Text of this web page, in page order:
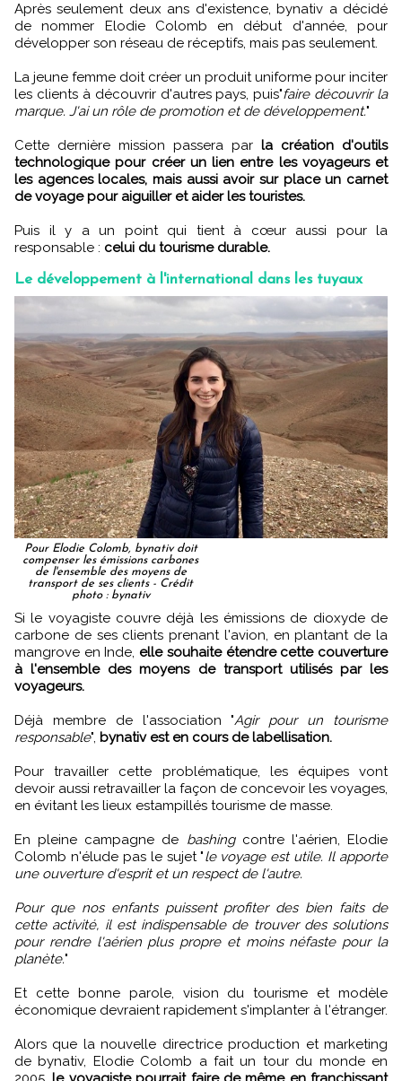
Après seulement deux ans d'existence, bynativ a décidé
de nommer Elodie Colomb en début d'année, pour
développer son réseau de réceptifs, mais pas seulement.
La jeune femme doit créer un produit uniforme pour inciter
les clients à découvrir d'autres pays, puis"faire découvrir la
marque. J'ai un rôle de promotion et de développement."
Cette dernière mission passera par la création d'outils
technologique pour créer un lien entre les voyageurs et
les agences locales, mais aussi avoir sur place un carnet
de voyage pour aiguiller et aider les touristes.
Puis il y a un point qui tient à cœur aussi pour la
responsable : celui du tourisme durable.
Le développement à l'international dans les tuyaux
Pour Elodie Colomb, bynativ doit
compenser les émissions carbones
de l'ensemble des moyens de
transport de ses clients - Crédit
photo : bynativ
Si le voyagiste couvre déjà les émissions de dioxyde de
carbone de ses clients prenant l'avion, en plantant de la
mangrove en Inde, elle souhaite étendre cette couverture
à l'ensemble des moyens de transport utilisés par les
voyageurs.
Déjà membre de l'association "Agir pour un tourisme
responsable", bynativ est en cours de labellisation.
Pour travailler cette problématique, les équipes vont
devoir aussi retravailler la façon de concevoir les voyages,
en évitant les lieux estampillés tourisme de masse.
En pleine campagne de bashingcontre l'aérien, Elodie
Colomb n'élude pas le sujet "le voyage est utile. Il apporte
une ouverture d'esprit et un respect de l'autre.
Pour que nos enfants puissent profiter des bien faits de
cette activité, il est indispensable de trouver des solutions
pour rendre l'aérien plus propre et moins néfaste pour la
planète."
Et cette bonne parole, vision du tourisme et modèle
économique devraient rapidement s'implanter à l'étranger.
Alors que la nouvelle directrice production et marketing
de bynativ, Elodie Colomb a fait un tour du monde en